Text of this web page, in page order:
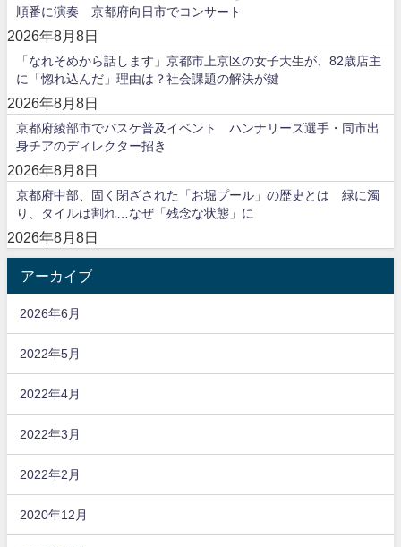
順番に演奏 京都府向日市でコンサート
2026年8月8日
「なれそめから話します」京都市上京区の女子大生が、82歳店主
に「惚れ込んだ」理由は？社会課題の解決が鍵
2026年8月8日
京都府綾部市でバスケ普及イベント ハンナリーズ選手・同市出
身チアのディレクター招き
2026年8月8日
京都府中部、固く閉ざされた「お堀プール」の歴史とは 緑に濁
り、タイルは割れ…なぜ「残念な状態」に
2026年8月8日
アーカイブ
2026年6月
2022年5月
2022年4月
2022年3月
2022年2月
2020年12月